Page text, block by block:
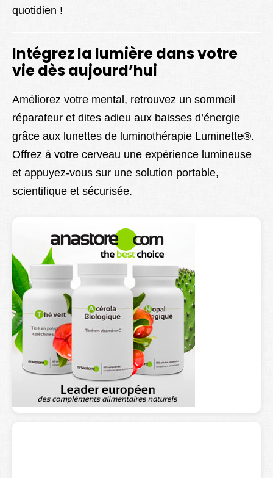
quotidien !
Intégrez la lumière dans votre
vie dès aujourd’hui
Améliorez votre mental, retrouvez un sommeil
réparateur et dites adieu aux baisses d’énergie
grâce aux lunettes de luminothérapie Luminette®.
Offrez à votre cerveau une expérience lumineuse
et appuyez-vous sur une solution portable,
scientifique et sécurisée.